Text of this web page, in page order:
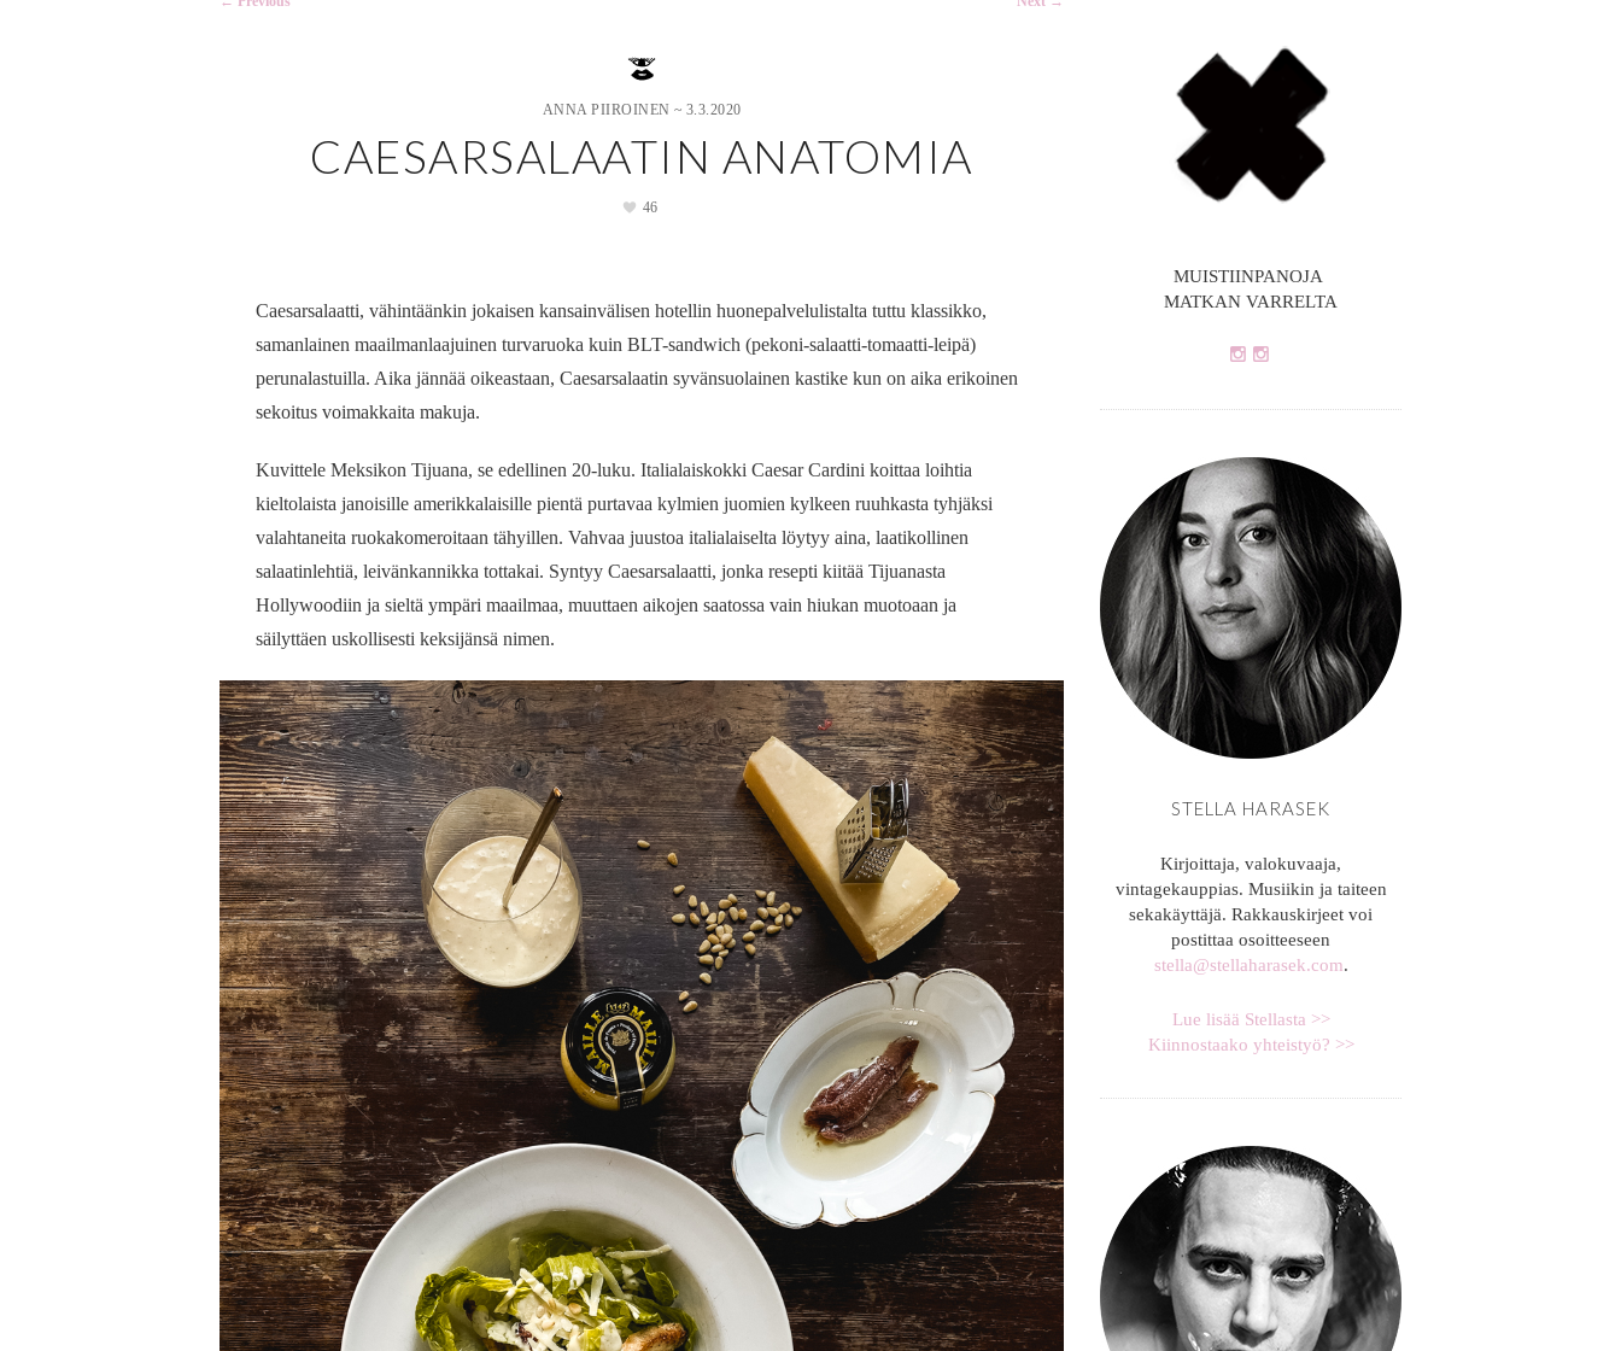
ANNA PIIROINEN ~ 3.3.2020
CAESARSALAATIN ANATOMIA
46
Caesarsalaatti, vähintäänkin jokaisen kansainvälisen hotellin huonepalvelulistalta tuttu klassikko,
samanlainen maailmanlaajuinen turvaruoka kuin BLT-sandwich (pekoni-salaatti-tomaatti-leipä)
perunalastuilla. Aika jännää oikeastaan, Caesarsalaatin syvänsuolainen kastike kun on aika erikoinen
sekoitus voimakkaita makuja.
Kuvittele Meksikon Tijuana, se edellinen 20-luku. Italialaiskokki Caesar Cardini koittaa loihtia
kieltolaista janoisille amerikkalaisille pientä purtavaa kylmien juomien kylkeen ruuhkasta tyhjäksi
valahtaneita ruokakomeroitaan tähyillen. Vahvaa juustoa italialaiselta löytyy aina, laatikollinen
salaatinlehtiä, leivänkannikka tottakai. Syntyy Caesarsalaatti, jonka resepti kiitää Tijuanasta
Hollywoodiin ja sieltä ympäri maailmaa, muuttaen aikojen saatossa vain hiukan muotoaan ja
säilyttäen uskollisesti keksijänsä nimen.
MUISTIINPANOJA
MATKAN VARRELTA
STELLA HARASEK
Kirjoittaja, valokuvaaja,
vintagekauppias. Musiikin ja taiteen
sekakäyttäjä. Rakkauskirjeet voi
postittaa osoitteeseen
stella@stellaharasek.com.
Lue lisää Stellasta >>
Kiinnostaako yhteistyö? >>